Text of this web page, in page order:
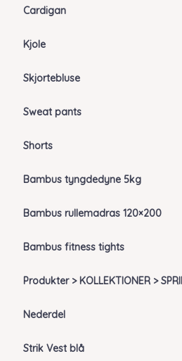
Cardigan
Kjole
Skjortebluse
Sweat pants
Shorts
Bambus tyngdedyne 5kg
Bambus rullemadras 120×200
Bambus fitness tights
Produkter > KOLLEKTIONER >
Nederdel
Strik Vest blå